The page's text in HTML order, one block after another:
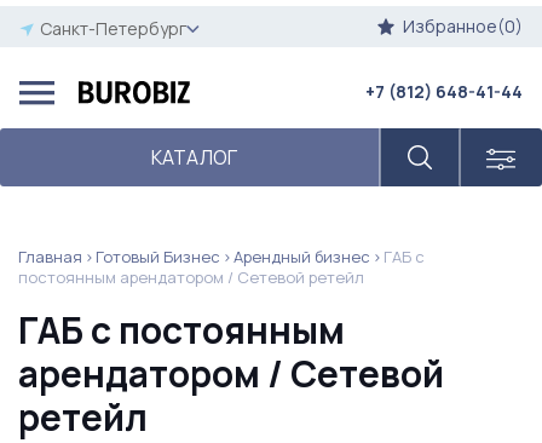
Санкт-Петербург Избранное(0)
КАТАЛОГ
+7 (812) 648-41-44
Главная Готовый Бизнес Арендный бизнес
ГАБ с
постоянным арендатором / Сетевой ретейл
ГАБ с постоянным
арендатором / Сетевой
ретейл